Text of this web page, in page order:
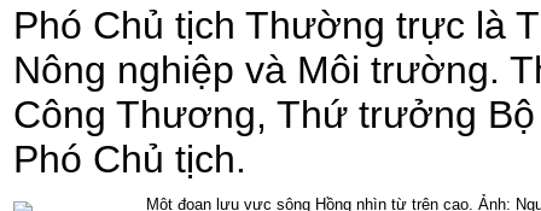
Phó Chủ tịch Thường trực là
Nông nghiệp và Môi trường.
Công Thương, Thứ trưởng
Phó Chủ tịch.